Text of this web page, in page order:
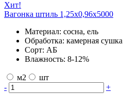
Хит!
Вагонка штиль 1,25х0,96х5000
Материал: сосна, ель
Обработка: камерная сушка
Сорт: АБ
Влажность: 8-12%
м2
шт
-
+